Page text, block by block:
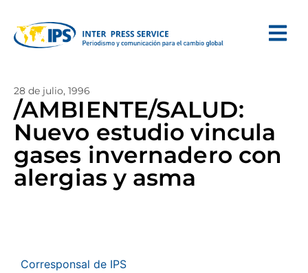
28 de julio, 1996
/AMBIENTE/SALUD:
Nuevo estudio vincula
gases invernadero con
alergias y asma
Corresponsal de IPS